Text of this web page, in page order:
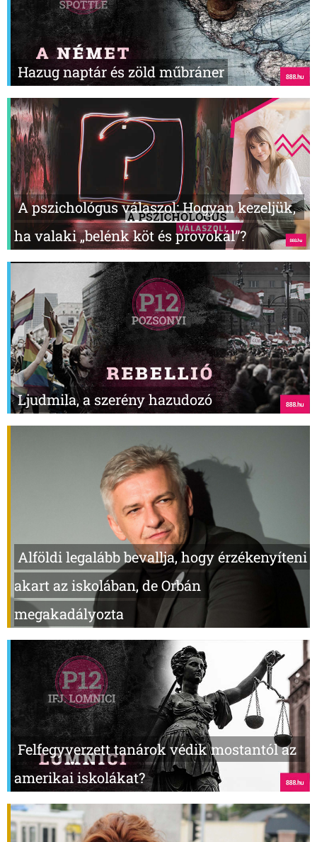
Hazug naptár és zöld műbráner
A pszichológus válaszol: Hogyan kezeljük,
ha valaki „belénk köt és provokál”?
Ljudmila, a szerény hazudozó
Alföldi legalább bevallja, hogy érzékenyíteni
akart az iskolában, de Orbán
megakadályozta
Felfegyverzett tanárok védik mostantól az
amerikai iskolákat?